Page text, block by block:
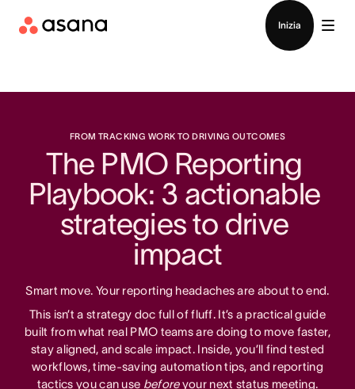
Inizia
FROM TRACKING WORK TO DRIVING OUTCOMES
The PMO Reporting
Playbook: 3 actionable
strategies to drive
impact
Smart move. Your reporting headaches are about to end.
This isn’t a strategy doc full of fluff. It’s a practical guide
built from what real PMO teams are doing to move faster,
stay aligned, and scale impact. Inside, you’ll find tested
workflows, time-saving automation tips, and reporting
tactics you can use beforeyour next status meeting.